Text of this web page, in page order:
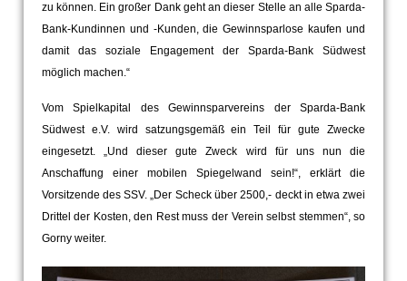
zu können. Ein großer Dank geht an dieser Stelle an alle Sparda-
Bank-Kundinnen und -Kunden, die Gewinnsparlose kaufen und
damit das soziale Engagement der Sparda-Bank Südwest
möglich machen.“
Vom Spielkapital des Gewinnsparvereins der Sparda-Bank
Südwest e.V. wird satzungsgemäß ein Teil für gute Zwecke
eingesetzt. „Und dieser gute Zweck wird für uns nun die
Anschaffung einer mobilen Spiegelwand sein!“, erklärt die
Vorsitzende des SSV. „Der Scheck über 2500,- deckt in etwa zwei
Drittel der Kosten, den Rest muss der Verein selbst stemmen“, so
Gorny weiter.